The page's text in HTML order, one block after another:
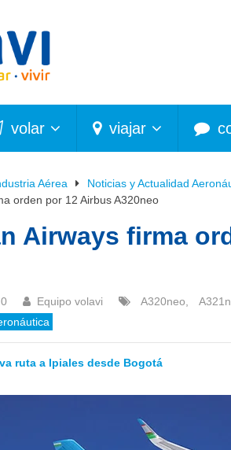
volar viajar
Aérea
Noticias y Actualidad
orden por 12 Airbus A320neo
Airways firma
0 Equipo volavi A320neo
ruta a Ipiales desde Bogotá